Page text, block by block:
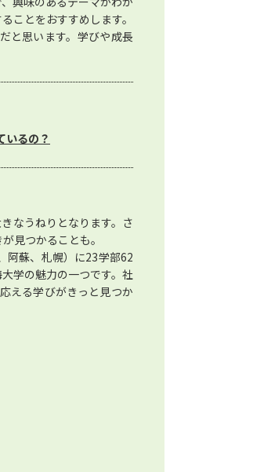
ことをおすすめします。
と思います。学びや成長
いるの？
なうねりとなります。さ
見つかることも。
阿蘇、札幌）に23学部62
学の魅力の一つです。社
える学びがきっと見つか